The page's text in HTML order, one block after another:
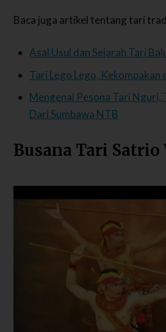
Baca juga artikel tentang tari
Asal Usul dan Sejarah Tari
Tari Lego Lego, Kekompakan
Mengenal Pesona Tari Nguri,
Dari Sumbawa NTB
Busana Tari Satrio